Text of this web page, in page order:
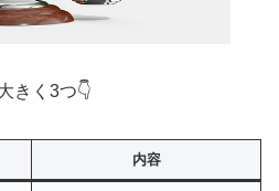
きく3つ👇
内容